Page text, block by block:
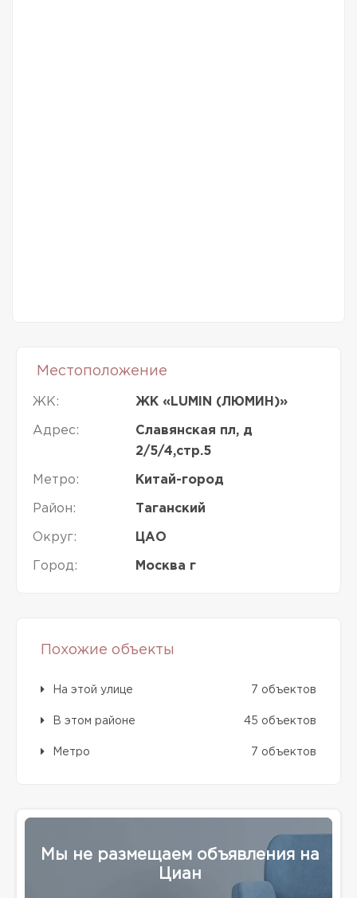
Местоположение
ЖК: ЖК «LUMIN (ЛЮМИН)»
Адрес:
Славянская пл, д
2/5/4,стр.5
Метро: Китай-город
Район: Таганский
Округ: ЦАО
Город: Москва г
Похожие объекты
На этой улице 7 объектов
В этом районе 45 объектов
Метро 7 объектов
Мы не размещаем объявления на
Циан